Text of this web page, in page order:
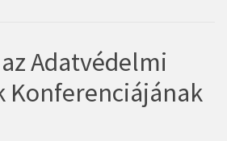
Adatvédelmi
Konferenciájának